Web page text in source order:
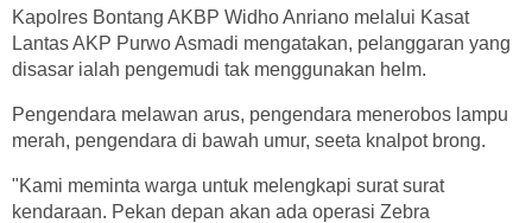
Kapolres Bontang AKBP Widho Anriano melalui Kasat
Lantas AKP Purwo Asmadi mengatakan, pelanggaran yang
disasar ialah pengemudi tak menggunakan helm.
Pengendara melawan arus, pengendara menerobos lampu
merah, pengendara di bawah umur, seeta knalpot brong.
"Kami meminta warga untuk melengkapi surat surat
kendaraan. Pekan depan akan ada operasi Zebra